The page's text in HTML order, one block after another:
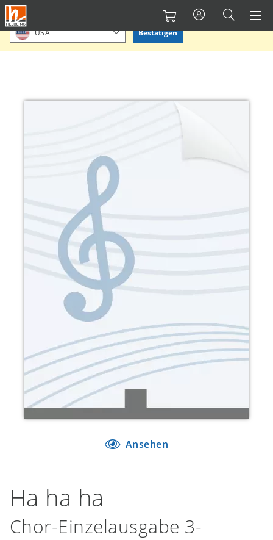
Direkt
zum
Inhalt
Bitte Standort bestätigen oder einen anderen auswählen.
USA Bestätigen
Ansehen
Ha ha ha
Chor-Einzelausgabe 3-